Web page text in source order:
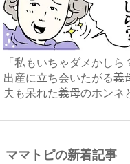
「私もいちゃダメかしら
出産に立ち会いたがる義
夫も呆れた義母のホンネ
ママトピの新着記事